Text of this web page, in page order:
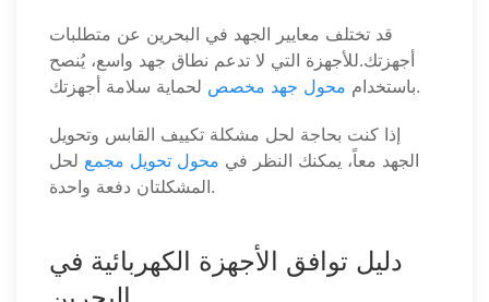
قد تختلف معايير الجهد في البحرين عن متطلبات
أجهزتك.للأجهزة التي لا تدعم نطاق جهد واسع، يُنصح
باستخدام محول جهد مخصص لحماية سلامة أجهزتك.
إذا كنت بحاجة لحل مشكلة تكييف القابس وتحويل
الجهد معاً، يمكنك النظر في محول تحويل مجمع لحل
المشكلتان دفعة واحدة.
دليل توافق الأجهزة الكهربائية في